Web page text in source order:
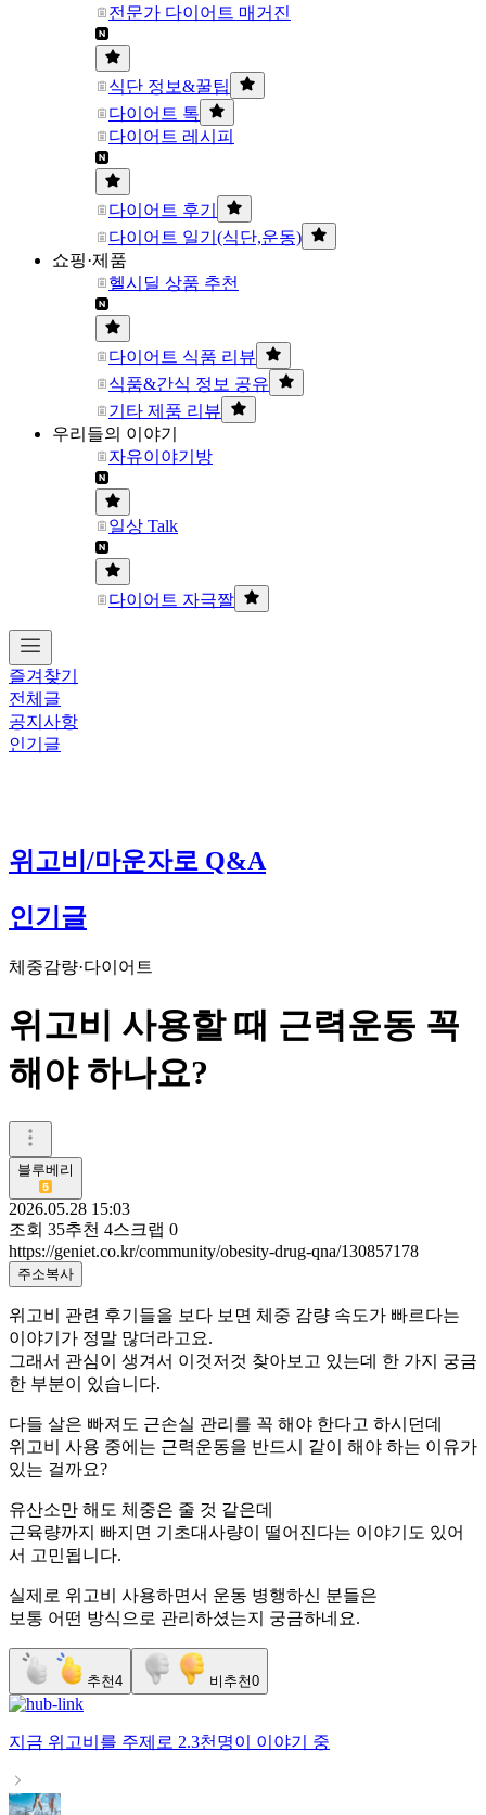
전문가 다이어트 매거진
식단 정보&꿀팁
다이어트 톡
다이어트 레시피
다이어트 후기
다이어트 일기(식단,운동)
쇼핑·제품
헬시딜 상품 추천
다이어트 식품 리뷰
식품&간식 정보 공유
기타 제품 리뷰
우리들의 이야기
자유이야기방
일상 Talk
다이어트 자극짤
즐겨찾기
전체글
공지사항
인기글
위고비/마운자로 Q&A
인기글
체중감량·다이어트
위고비 사용할 때 근력운동 꼭
해야 하나요?
블루베리
2026.05.28 15:03
조회 35추천 4스크랩 0
https://geniet.co.kr/community/obesity-drug-qna/130857178
주소복사
위고비 관련 후기들을 보다 보면 체중 감량 속도가 빠르다는
이야기가 정말 많더라고요.
그래서 관심이 생겨서 이것저것 찾아보고 있는데 한 가지 궁금
한 부분이 있습니다.
다들 살은 빠져도 근손실 관리를 꼭 해야 한다고 하시던데
위고비 사용 중에는 근력운동을 반드시 같이 해야 하는 이유가
있는 걸까요?
유산소만 해도 체중은 줄 것 같은데
근육량까지 빠지면 기초대사량이 떨어진다는 이야기도 있어
서 고민됩니다.
실제로 위고비 사용하면서 운동 병행하신 분들은
보통 어떤 방식으로 관리하셨는지 궁금하네요.
추천4 비추천0
지금 위고비 를 주제로 2.3천명이 이야기 중